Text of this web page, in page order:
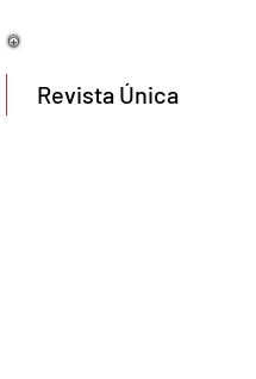
Revista Única